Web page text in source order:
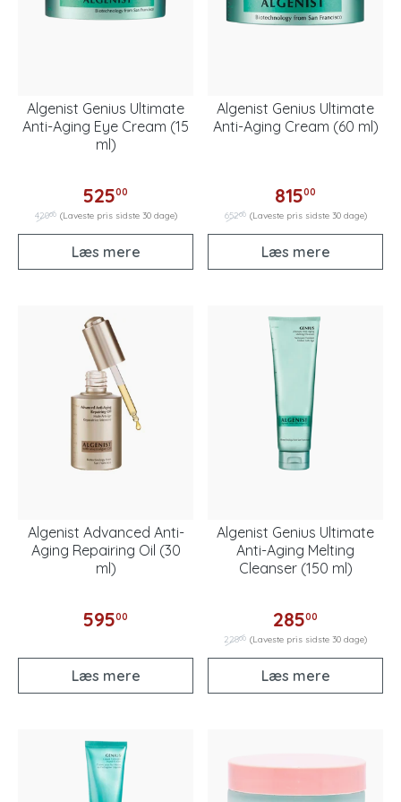
Algenist Genius Ultimate
Anti-Aging Eye Cream (15
ml)
52500
42000 (Laveste pris sidste 30 dage)
Læs mere
Algenist Genius Ultimate
Anti-Aging Cream (60 ml)
81500
65200 (Laveste pris sidste 30 dage)
Læs mere
Algenist Advanced Anti-
Aging Repairing Oil (30
ml)
59500
Læs mere
Algenist Genius Ultimate
Anti-Aging Melting
Cleanser (150 ml)
28500
22800 (Laveste pris sidste 30 dage)
Læs mere